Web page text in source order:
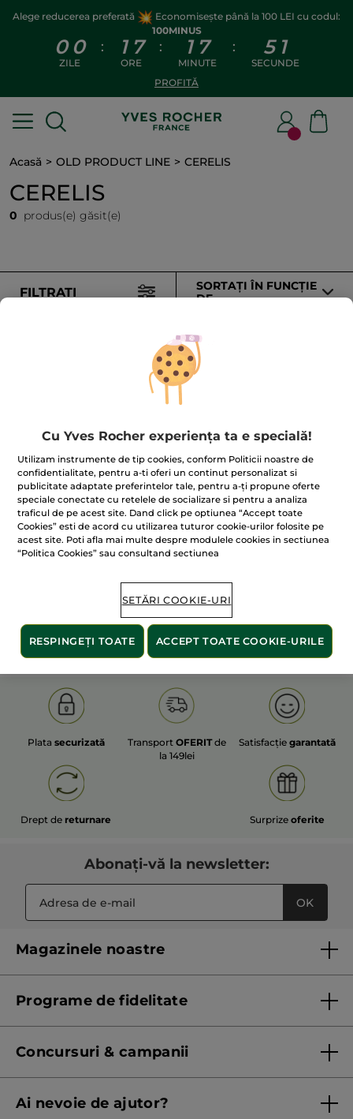
Alege reducerea preferată
Economisește până la 100 LEI cu codul:
100MINUS
0 0
ZILE
: 1 7
ORE
: 1 7
MINUTE
: 5 1
SECUNDE
PROFITĂ
Acasă OLD PRODUCT LINE CERELIS
CERELIS
0 produs(e) găsit(e)
FILTRAȚI
SORTAȚI ÎN FUNCȚIE
DE
100% extracte din
plante
60 de hectarede
terenuri pe care se practică
agricultura ecologică
Afișați mai multe
OLD PRODUCT LINE LES DEODORANTS NAT.
Plata securizată Transport OFERITde
la 149lei
Satisfacțiegarantată
Drept de returnare Surprize oferite
Abonați-vă la newsletter:
OK
Magazinele noastre
Programe de fidelitate
Concursuri & campanii
Listă prețuri standard
Ai nevoie de ajutor?
Cu Yves Rocher experiența ta e specială!
Utilizam instrumente de tip cookies, conform Politicii noastre de
confidentialitate, pentru a-ti oferi un continut personalizat si
publicitate adaptate preferintelor tale, pentru a-ți propune oferte
speciale conectate cu retelele de socializare si pentru a analiza
traficul de pe acest site. Dand click pe optiunea “Accept toate
Cookies” esti de acord cu utilizarea tuturor cookie-urilor folosite pe
acest site. Poti afla mai multe despre modulele cookies in sectiunea
“Politica Cookies” sau consultand sectiunea
SETĂRI COOKIE-URI
RESPINGEȚI TOATE ACCEPT TOATE COOKIE-URILE